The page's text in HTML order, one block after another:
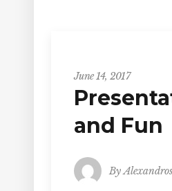
June 14, 2017
and Fun
By